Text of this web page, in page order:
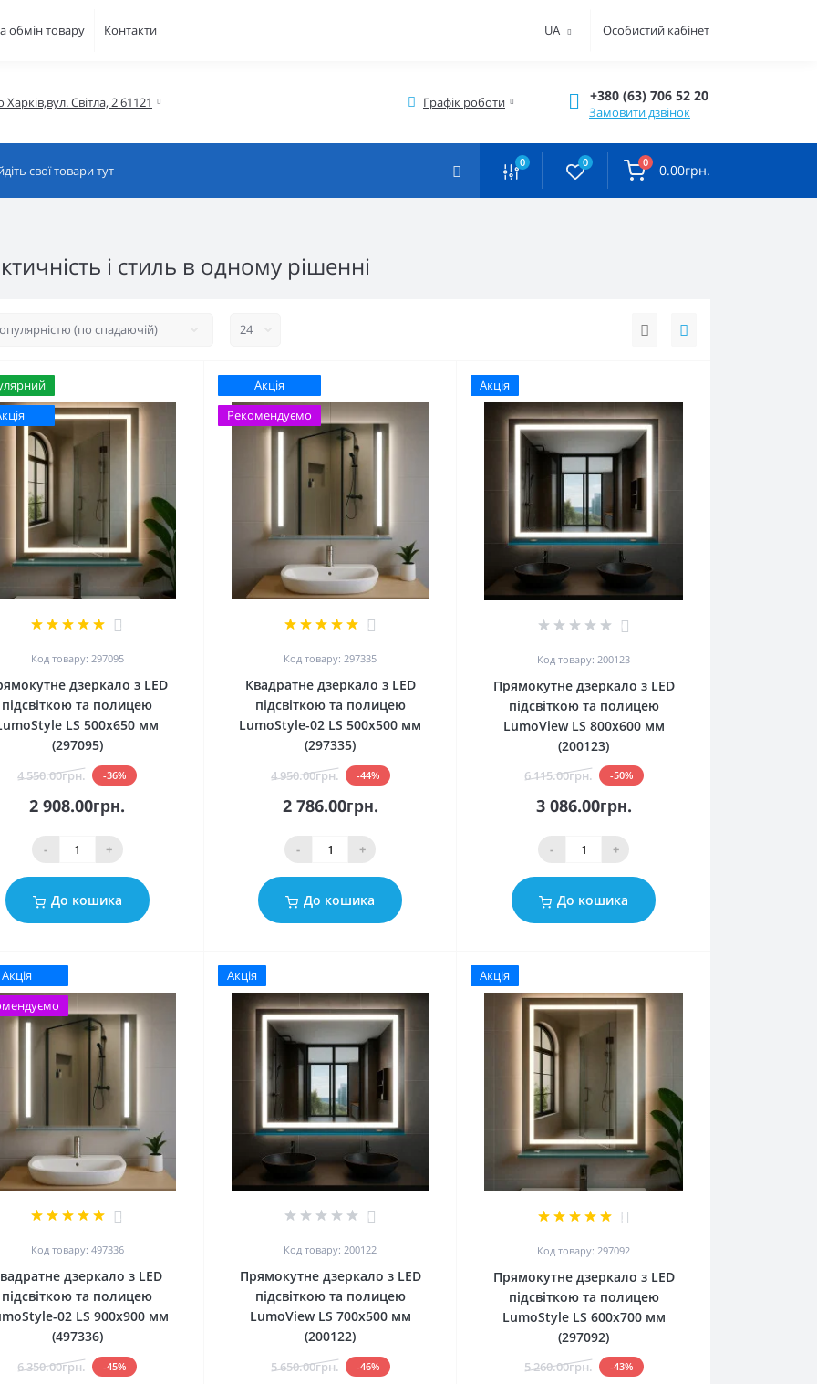
обмін товару Контакти UA Особистий кабінет
Харків,вул. Світла, 2 61121 Графік роботи +380 (63) 706 52 20
Замовити дзвінок
0 0 0 0.00грн.
і стиль в одному рішенні
Код товару: 297095
дзеркало з LED
підсвіткою та полицею
LS 500x650 мм
(297095)
4 550.00грн. -36%
2 908.00грн.
- +
До кошика
Акція
Рекомендуємо
Код товару: 297335
Квадратне дзеркало з LED
підсвіткою та полицею
LumoStyle-02 LS 500x500 мм
(297335)
4 950.00грн. -44%
2 786.00грн.
- +
До кошика
Акція
Код товару: 200123
Прямокутне дзеркало з LED
підсвіткою та полицею
LumoView LS 800x600 мм
(200123)
6 115.00грн. -50%
3 086.00грн.
- +
До кошика
Акція
Код товару: 497336
дзеркало з LED
підсвіткою та полицею
02 LS 900x900 мм
(497336)
6 350.00грн. -45%
Акція
Код товару: 200122
Прямокутне дзеркало з LED
підсвіткою та полицею
LumoView LS 700x500 мм
(200122)
5 650.00грн. -46%
Акція
Код товару: 297092
Прямокутне дзеркало з LED
підсвіткою та полицею
LumoStyle LS 600x700 мм
(297092)
5 260.00грн. -43%